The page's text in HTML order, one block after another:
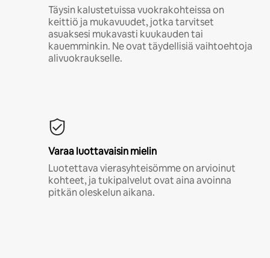
Täysin kalustetuissa vuokrakohteissa on
keittiö ja mukavuudet, jotka tarvitset
asuaksesi mukavasti kuukauden tai
kauemminkin. Ne ovat täydellisiä vaihtoehtoja
alivuokraukselle.
Varaa luottavaisin mielin
Luotettava vierasyhteisömme on arvioinut
kohteet, ja tukipalvelut ovat aina avoinna
pitkän oleskelun aikana.